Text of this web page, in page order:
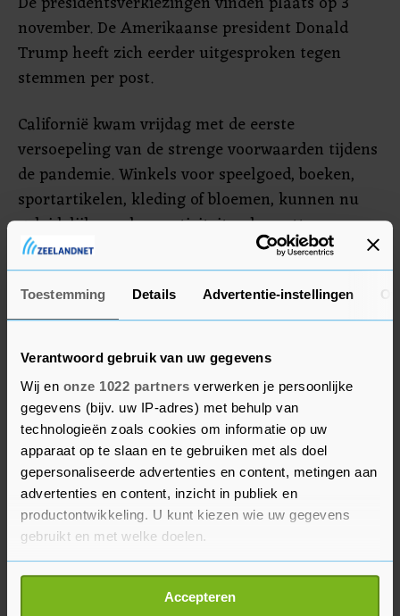
Toestemming Details Advertentie-instellingen
Verantwoord gebruik van uw gegevens
Wij en onze 1022 partners verwerken je persoonlijke
gegevens (bijv. uw IP-adres) met behulp van
technologieën zoals cookies om informatie op uw
apparaat op te slaan en te gebruiken met als doel
gepersonaliseerde advertenties en content, metingen aan
advertenties en content, inzicht in publiek en
productontwikkeling. U kunt kiezen wie uw gegevens
gebruikt en met welke doelen.
Als u het toestaat, willen we ook graag:
Informatie verzamelen over uw geografische
Accepteren
november. De Amerikaanse president Donald
Trump heeft zich eerder uitgesproken tegen
stemmen per post.
Californië kwam vrijdag met de eerste
versoepeling van de strenge voorwaarden tijdens
de pandemie. Winkels voor speelgoed, boeken,
sportartikelen, kleding of bloemen, kunnen nu
geleidelijk aan hun activiteiten hervatten.
Restaurants, kappers, bioscopen en winkelcentra
blijven nog gesloten.